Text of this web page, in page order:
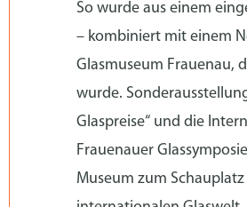
So wurde aus einem
– kombiniert mit einem
Glasmuseum Frauenau,
wurde.
Glaspreise“ und die
Frauenauer
Museum zum